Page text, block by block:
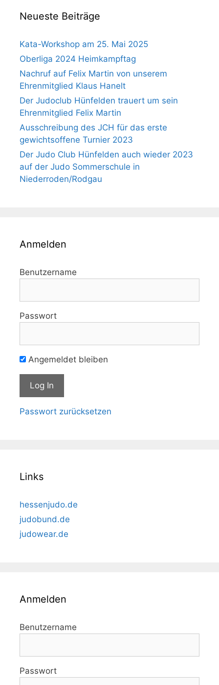
Neueste Beiträge
Kata-Workshop am 25. Mai 2025
Oberliga 2024 Heimkampftag
Nachruf auf Felix Martin von unserem
Ehrenmitglied Klaus Hanelt
Der Judoclub Hünfelden trauert um sein
Ehrenmitglied Felix Martin
Ausschreibung des JCH für das erste
gewichtsoffene Turnier 2023
Der Judo Club Hünfelden auch wieder 2023
auf der Judo Sommerschule in
Niederroden/Rodgau
Anmelden
Benutzername
Passwort
Angemeldet bleiben
Passwort zurücksetzen
Links
hessenjudo.de
judobund.de
judowear.de
Anmelden
Benutzername
Passwort